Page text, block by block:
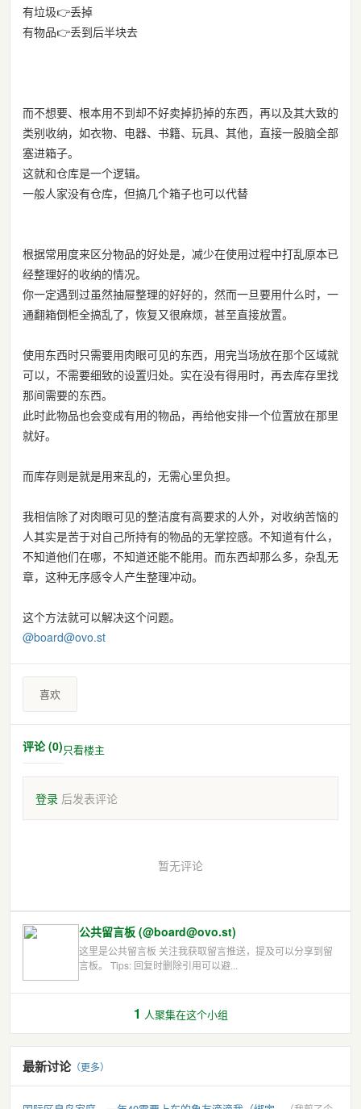
有垃圾👉丢掉
有物品👉丢到后半块去
而不想要、根本用不到却不好卖掉扔掉的东西，再以及其大致的
类别收纳，如衣物、电器、书籍、玩具、其他，直接一股脑全部
塞进箱子。
这就和仓库是一个逻辑。
一般人家没有仓库，但搞几个箱子也可以代替
根据常用度来区分物品的好处是，减少在使用过程中打乱原本已
经整理好的收纳的情况。
你一定遇到过虽然抽屉整理的好好的，然而一旦要用什么时，一
通翻箱倒柜全搞乱了，恢复又很麻烦，甚至直接放置。
使用东西时只需要用肉眼可见的东西，用完当场放在那个区域就
可以，不需要细致的设置归处。实在没有得用时，再去库存里找
那间需要的东西。
此时此物品也会变成有用的物品，再给他安排一个位置放在那里
就好。
而库存则是就是用来乱的，无需心里负担。
我相信除了对肉眼可见的整洁度有高要求的人外，对收纳苦恼的
人其实是苦于对自己所持有的物品的无掌控感。不知道有什么，
不知道他们在哪，不知道还能不能用。而东西却那么多，杂乱无
章，这种无序感令人产生整理冲动。
这个方法就可以解决这个问题。
@board@ovo.st
喜欢
评论 (0)只看楼主
登录 后发表评论
暂无评论
公共留言板 (@board@ovo.st)
这里是公共留言板 关注我获取留言推送，提及可以分享到留
言板。 Tips: 回复时删除引用可以避...
1 人聚集在这个小组
最新讨论（更多）